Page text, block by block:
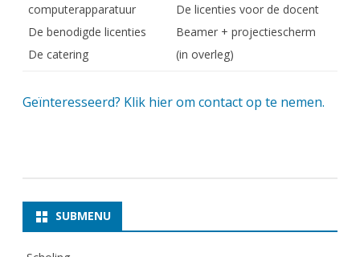
computerapparatuur
De benodigde licenties
De catering
De licenties voor de docent
Beamer + projectiescherm
(in overleg)
Geïnteresseerd? Klik hier om contact op te nemen.
SUBMENU